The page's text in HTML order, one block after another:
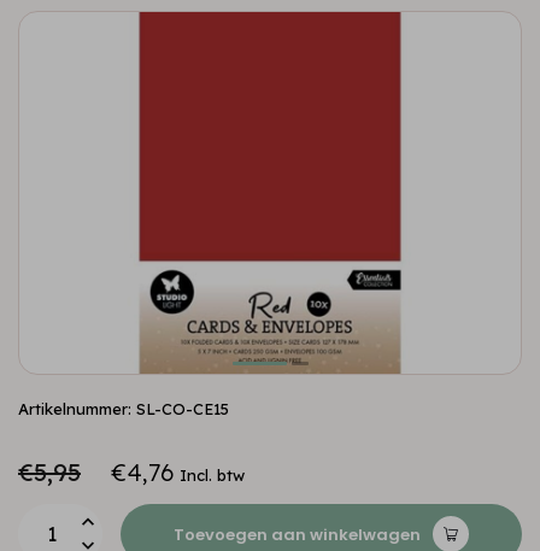
Artikelnummer: SL-CO-CE15
€5,95 €4,76 Incl. btw
Toevoegen aan winkelwagen